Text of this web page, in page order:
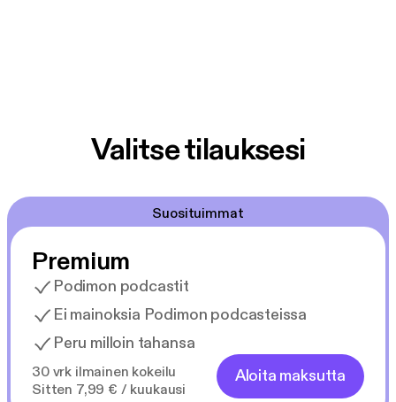
Valitse tilauksesi
Suosituimmat
Premium
Podimon podcastit
Ei mainoksia Podimon podcasteissa
Peru milloin tahansa
30 vrk ilmainen kokeilu
Sitten 7,99 € / kuukausi
Aloita maksutta